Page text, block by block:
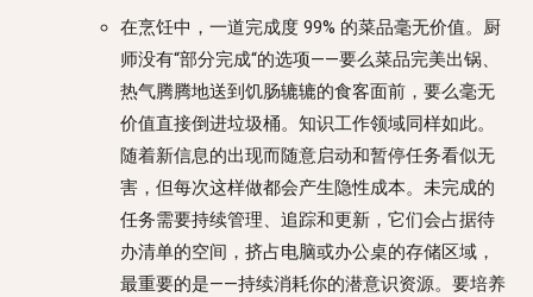
在烹饪中，一道完成度 99% 的菜品毫无价值。厨
师没有“部分完成“的选项——要么菜品完美出锅、
热气腾腾地送到饥肠辘辘的食客面前，要么毫无
价值直接倒进垃圾桶。知识工作领域同样如此。
随着新信息的出现而随意启动和暂停任务看似无
害，但每次这样做都会产生隐性成本。未完成的
任务需要持续管理、追踪和更新，它们会占据待
办清单的空间，挤占电脑或办公桌的存储区域，
最重要的是——持续消耗你的潜意识资源。要培养